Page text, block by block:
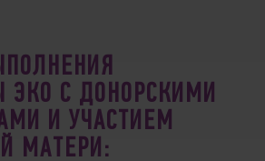
ЭКО С ДОНОРСКИМИ
И УЧАСТИЕМ
МАТЕРИ: